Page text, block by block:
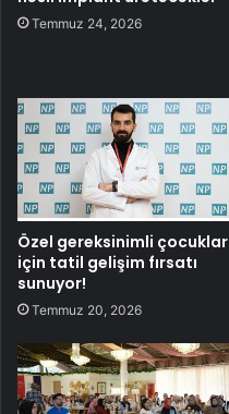
Temmuz 24, 2026
Özel gereksinimli çocuklar
için tatil gelişim fırsatı
sunuyor!
Temmuz 20, 2026